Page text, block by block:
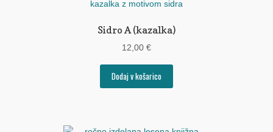
Sidro A (kazalka)
12,00 €
Dodaj v košarico